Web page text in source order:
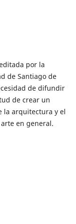
por la
de Santiago de
de difundir
de crear un
la arquitectura y el
en general.